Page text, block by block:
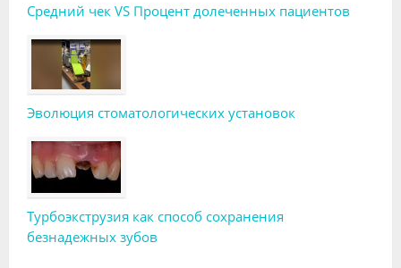
Средний чек VS Процент долеченных пациентов
Эволюция стоматологических установок
Турбоэкструзия как способ сохранения
безнадежных зубов